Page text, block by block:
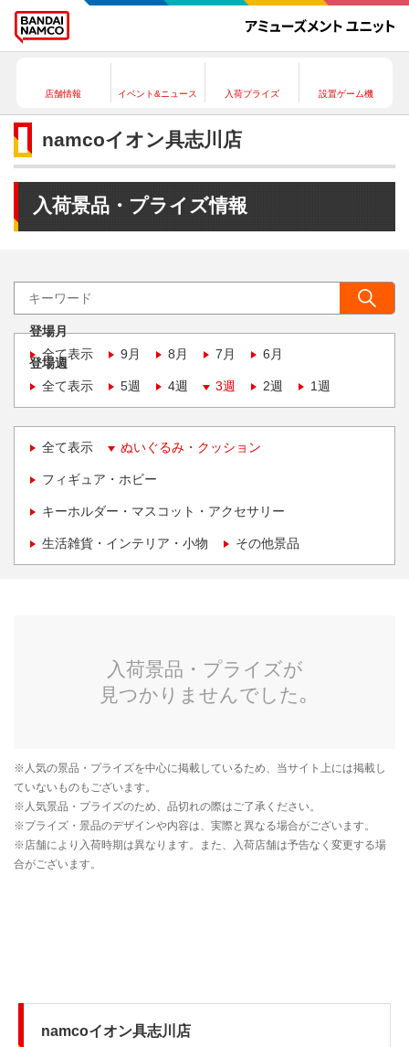
店舗情報 イベント&ニュース 入荷プライズ 設置ゲーム機
namcoイオン具志川店
入荷景品・プライズ情報
登場月
全て表示
9月 8月 7月 6月
登場週
全て表示
5週 4週 3週 2週 1週
全て表示 ぬいぐるみ・クッション
フィギュア・ホビー
キーホルダー・マスコット・アクセサリー
生活雑貨・インテリア・小物 その他景品
namcoイオン具志川店